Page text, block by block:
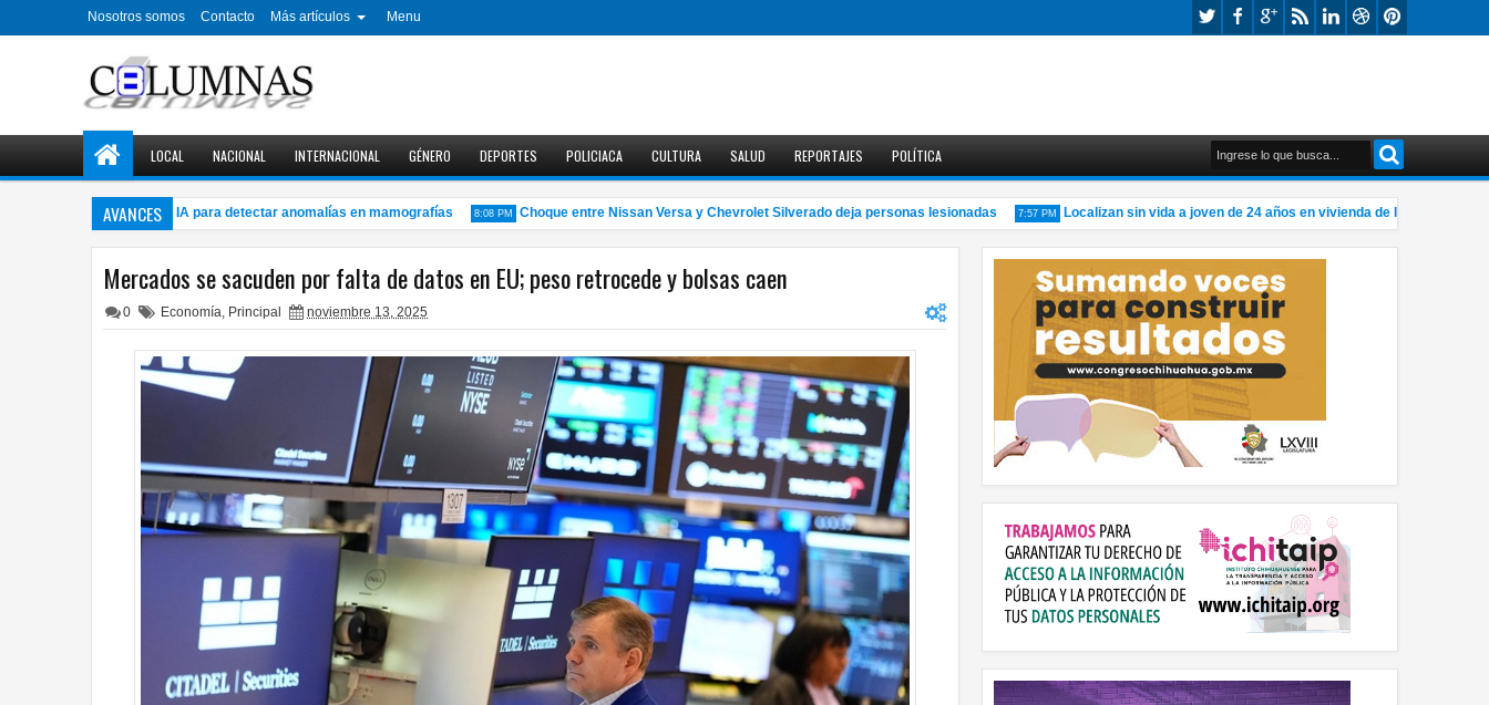
Nosotros somos Contacto Más artículos Menu
LOCAL NACIONAL INTERNACIONAL GÉNERO DEPORTES POLICIACA CULTURA SALUD REPORTAJES POLÍTICA
AVANCES
en software con IA para detectar anomalías en mamografías 8:08 PM Choque entre Nissan Versa y Chevrolet Silverado deja personas lesionadas 7:57 PM Localizan sin vida a joven de 24 años en vivienda de la Ponce de León
Mercados se sacuden por falta de datos en EU; peso retrocede y bolsas caen
0 Economía, Principal noviembre 13, 2025